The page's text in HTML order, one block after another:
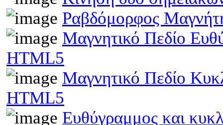
Ραβδόμορφος
Μαγνητικό Πεδίο
HTML5
Μαγνητικό Πεδίο
HTML5
Ευθύγραμμος και